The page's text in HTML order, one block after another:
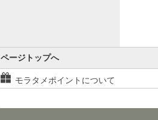
ページトップへ
モラタメポイントについて